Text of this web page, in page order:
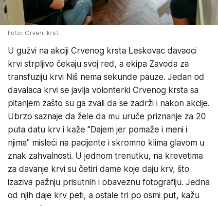
Foto: Crveni krst
U gužvi na akciji Crvenog krsta Leskovac davaoci
krvi strpljivo čekaju svoj red, a ekipa Zavoda za
transfuziju krvi Niš nema sekunde pauze. Jedan od
davalaca krvi se javlja volonterki Crvenog krsta sa
pitanjem zašto su ga zvali da se zadrži i nakon akcije.
Ubrzo saznaje da žele da mu uruče priznanje za 20
puta datu krv i kaže "Dajem jer pomaže i meni i
njima" misleći na pacijente i skromno klima glavom u
znak zahvalnosti. U jednom trenutku, na krevetima
za davanje krvi su četiri dame koje daju krv, što
izaziva pažnju prisutnih i obaveznu fotografiju. Jedna
od njih daje krv peti, a ostale tri po osmi put, kažu